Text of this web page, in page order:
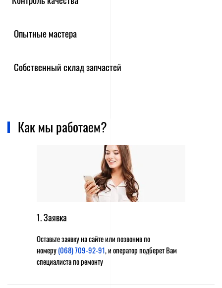
Опытные мастера
Собственный склад запчастей
Как мы работаем?
1. Заявка
Оставьте заявку на сайте или позвонив по
номеру(068) 709-92-91, и оператор подберет Вам
специалиста по ремонту